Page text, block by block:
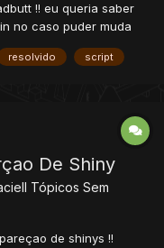
!! eu queria saber
no caso puder muda
resolvido script
De Shiny
Tópicos Sem
de shinys !!